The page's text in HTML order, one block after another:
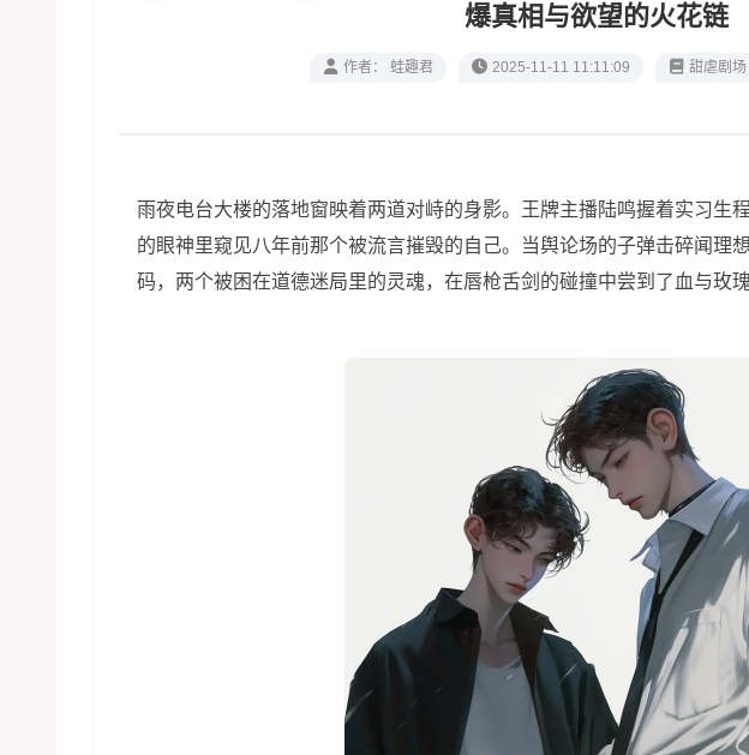
爆真相与欲望的火花链
作者： 蛙趣君 2025-11-11 11:11:09 甜虐剧场
雨夜电台大楼的落地窗映着两道对峙的身影。王牌主播陆鸣握着实习生
的眼神里窥见八年前那个被流言摧毁的自己。当舆论场的子弹击碎闻理
码，两个被困在道德迷局里的灵魂，在唇枪舌剑的碰撞中尝到了血与玫瑰